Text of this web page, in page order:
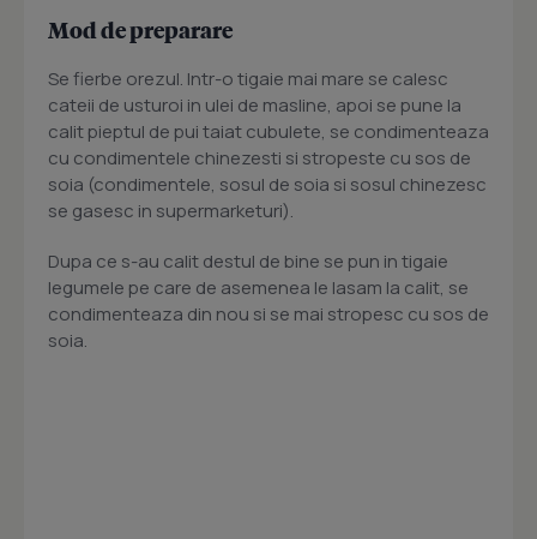
Mod de preparare
Se fierbe orezul. Intr-o tigaie mai mare se calesc
cateii de usturoi in ulei de masline, apoi se pune la
calit pieptul de pui taiat cubulete, se condimenteaza
cu condimentele chinezesti si stropeste cu sos de
soia (condimentele, sosul de soia si sosul chinezesc
se gasesc in supermarketuri).
Dupa ce s-au calit destul de bine se pun in tigaie
legumele pe care de asemenea le lasam la calit, se
condimenteaza din nou si se mai stropesc cu sos de
soia.